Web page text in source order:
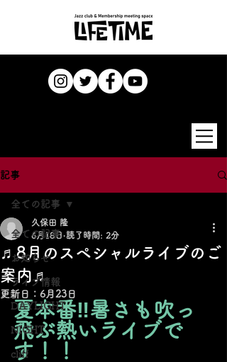
記事
全ての記事
お知らせ
ライブ情報
DAYLIGHT
NIGHT
cliff
全ての記事
♬8月のスペシャルライブのご
案内♬
久保田 隆
6月18日 読了時間: 2分
更新日： 6月23日
夏本番‼暑さも吹っ
飛ぶ熱いライブで
す！！